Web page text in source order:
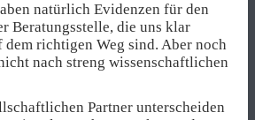
natürlich Evidenzen für den
Beratungsstelle, die uns klar
dem richtigen Weg sind. Aber noch
nach streng wissenschaftlichen
Partner unterscheiden